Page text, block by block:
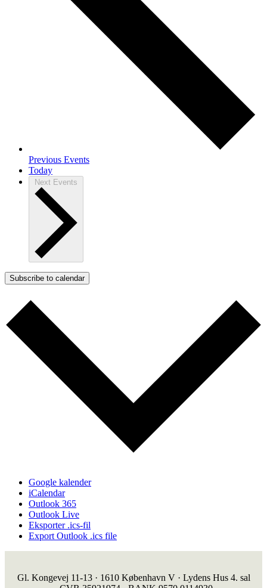
Previous Events
Today
Next Events
Subscribe to calendar
Google kalender
iCalendar
Outlook 365
Outlook Live
Eksporter .ics-fil
Export Outlook .ics file
Gl. Kongevej 11-13 · 1610 København V · Lydens Hus 4. sal